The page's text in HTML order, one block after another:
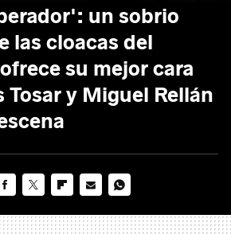
un sobrio
las cloacas del
su mejor cara
Tosar y Miguel Rellán
MAIL